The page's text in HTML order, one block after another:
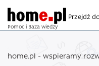
Pomoc i Baza wiedzy
Przejdź
home.pl - wspieramy